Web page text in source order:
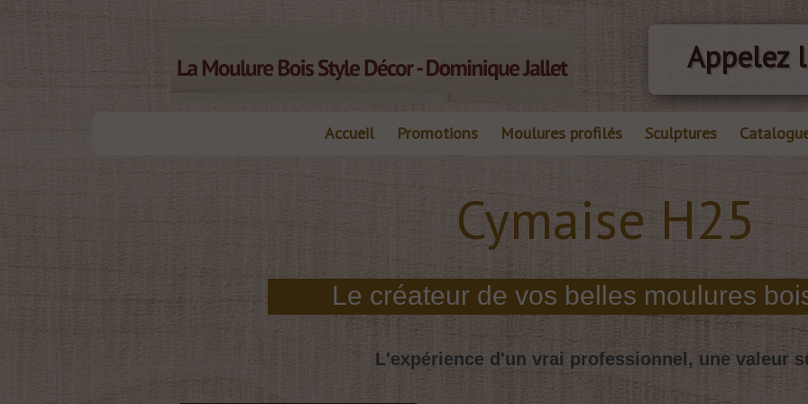
Appelez
Accueil Promotions Moulures profilés Sculptures
Cymaise H25
Le créateur de vos belles moulures bois
L'expérience d'un vrai professionnel, une valeur